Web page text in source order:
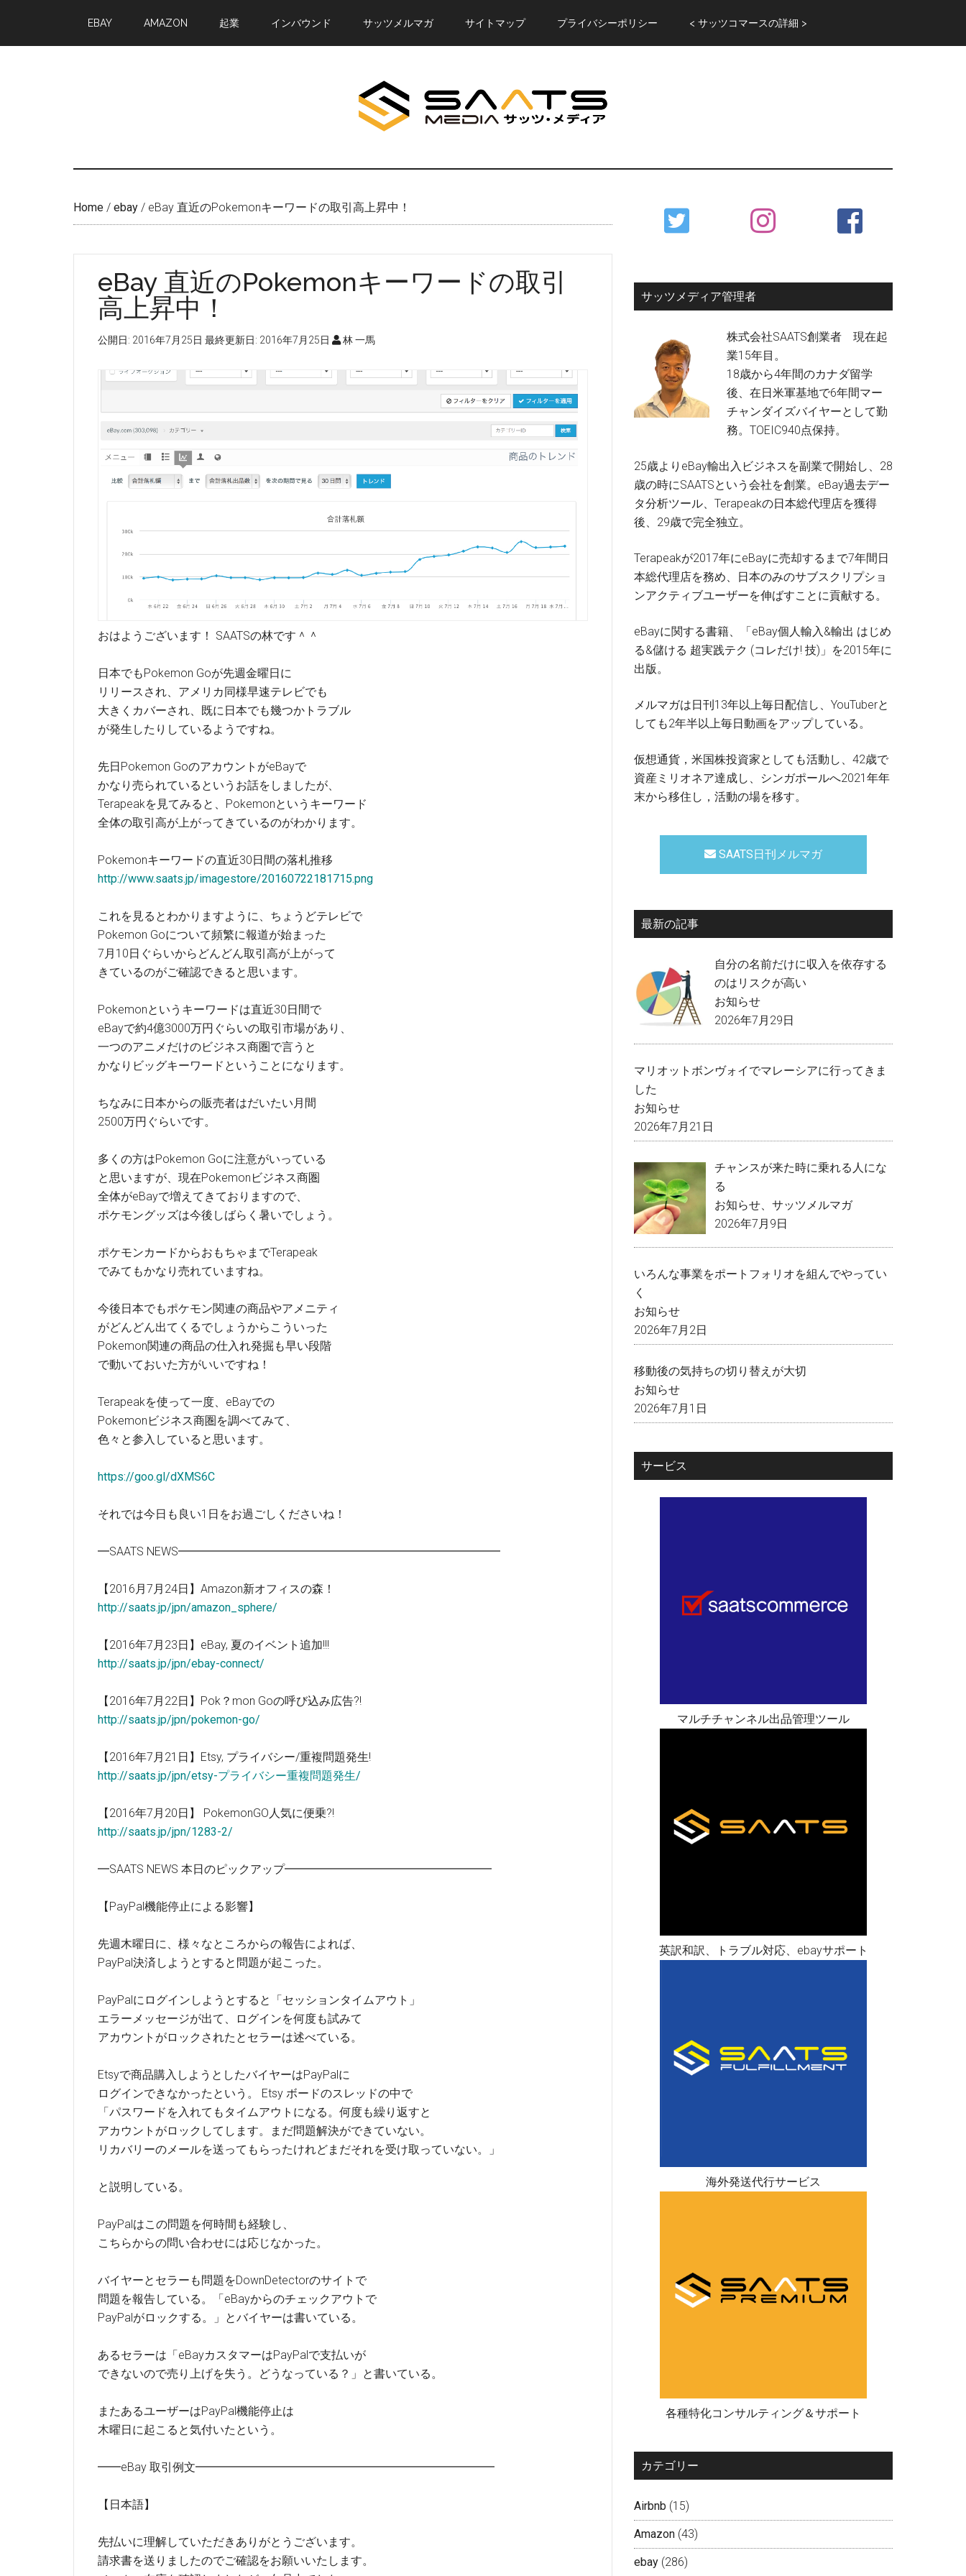
main
primary
EBAY AMAZON 起業 インバウンド サッツメルマガ サイトマップ プライバシーポリシー < サッツコマースの詳細 >
Home / ebay / eBay 直近のPokemonキーワードの取引高上昇中！
eBay 直近のPokemonキーワードの取引
高上昇中！
公開日: 2016年7月25日 最終更新日: 2016年7月25日 林 一馬
おはようございます！ SAATSの林です＾＾
日本でもPokemon Goが先週金曜日に
リリースされ、アメリカ同様早速テレビでも
大きくカバーされ、既に日本でも幾つかトラブル
が発生したりしているようですね。
先日Pokemon GoのアカウントがeBayで
かなり売られているというお話をしましたが、
Terapeakを見てみると、Pokemonというキーワード
全体の取引高が上がってきているのがわかります。
Pokemonキーワードの直近30日間の落札推移
http://www.saats.jp/imagestore/20160722181715.png
これを見るとわかりますように、ちょうどテレビで
Pokemon Goについて頻繁に報道が始まった
7月10日ぐらいからどんどん取引高が上がって
きているのがご確認できると思います。
Pokemonというキーワードは直近30日間で
eBayで約4億3000万円ぐらいの取引市場があり、
一つのアニメだけのビジネス商圏で言うと
かなりビッグキーワードということになります。
ちなみに日本からの販売者はだいたい月間
2500万円ぐらいです。
多くの方はPokemon Goに注意がいっている
と思いますが、現在Pokemonビジネス商圏
全体がeBayで増えてきておりますので、
ポケモングッズは今後しばらく暑いでしょう。
ポケモンカードからおもちゃまでTerapeak
でみてもかなり売れていますね。
今後日本でもポケモン関連の商品やアメニティ
がどんどん出てくるでしょうからこういった
Pokemon関連の商品の仕入れ発掘も早い段階
で動いておいた方がいいですね！
Terapeakを使って一度、eBayでの
Pokemonビジネス商圏を調べてみて、
色々と参入していると思います。
https://goo.gl/dXMS6C
それでは今日も良い1日をお過ごしくださいね！
━SAATS NEWS━━━━━━━━━━━━━━━━━━━━━━━━━━━━
【2016月7月24日】Amazon新オフィスの森！
http://saats.jp/jpn/amazon_sphere/
【2016年7月23日】eBay, 夏のイベント追加!!!
http://saats.jp/jpn/ebay-connect/
【2016年7月22日】Pok？mon Goの呼び込み広告?!
http://saats.jp/jpn/pokemon-go/
【2016年7月21日】Etsy, プライバシー/重複問題発生!
http://saats.jp/jpn/etsy-プライバシー重複問題発生/
【2016年7月20日】 PokemonGO人気に便乗?!
http://saats.jp/jpn/1283-2/
━SAATS NEWS 本日のピックアップ━━━━━━━━━━━━━━━━━━
【PayPal機能停止による影響】
先週木曜日に、様々なところからの報告によれば、
PayPal決済しようとすると問題が起こった。
PayPalにログインしようとすると「セッションタイムアウト」
エラーメッセージが出て、ログインを何度も試みて
アカウントがロックされたとセラーは述べている。
Etsyで商品購入しようとしたバイヤーはPayPalに
ログインできなかったという。 Etsy ボードのスレッドの中で
「パスワードを入れてもタイムアウトになる。何度も繰り返すと
アカウントがロックしてします。まだ問題解決ができていない。
リカバリーのメールを送ってもらったけれどまだそれを受け取っていない。」
と説明している。
PayPalはこの問題を何時間も経験し、
こちらからの問い合わせには応じなかった。
バイヤーとセラーも問題をDownDetectorのサイトで
問題を報告している。「eBayからのチェックアウトで
PayPalがロックする。」とバイヤーは書いている。
あるセラーは「eBayカスタマーはPayPalで支払いが
できないので売り上げを失う。どうなっている？」と書いている。
またあるユーザーはPayPal機能停止は
木曜日に起こると気付いたという。
━━eBay 取引例文━━━━━━━━━━━━━━━━━━━━━━━━━━
【日本語】
先払いに理解していただきありがとうございます。
請求書を送りましたのでご確認をお願いいたします。
Primary
Sidebar
サッツメディア管理者
株式会社SAATS創業者 現在起
業15年目。
18歳から4年間のカナダ留学
後、在日米軍基地で6年間マー
チャンダイズバイヤーとして勤
務。TOEIC940点保持。
25歳よりeBay輸出入ビジネスを副業で開始し、28
歳の時にSAATSという会社を創業。eBay過去デー
タ分析ツール、Terapeakの日本総代理店を獲得
後、29歳で完全独立。
Terapeakが2017年にeBayに売却するまで7年間日
本総代理店を務め、日本のみのサブスクリプショ
ンアクティブユーザーを伸ばすことに貢献する。
eBayに関する書籍、「eBay個人輸入&輸出 はじめ
る&儲ける 超実践テク (コレだけ! 技)」を2015年に
出版。
メルマガは日刊13年以上毎日配信し、YouTuberと
しても2年半以上毎日動画をアップしている。
仮想通貨，米国株投資家としても活動し、42歳で
資産ミリオネア達成し、シンガポールへ2021年年
末から移住し，活動の場を移す。
SAATS日刊メルマガ
最新の記事
自分の名前だけに収入を依存する
のはリスクが高い
お知らせ
2026年7月29日
マリオットボンヴォイでマレーシアに行ってきま
した
お知らせ
2026年7月21日
チャンスが来た時に乗れる人にな
る
お知らせ
サッツメルマガ
2026年7月9日
いろんな事業をポートフォリオを組んでやってい
く
お知らせ
2026年7月2日
移動後の気持ちの切り替えが大切
お知らせ
2026年7月1日
サービス
マルチチャンネル出品管理ツール
英訳和訳、トラブル対応、ebayサポート
海外発送代行サービス
各種特化コンサルティング＆サポート
カテゴリー
Airbnb (15)
Amazon (43)
ebay (286)